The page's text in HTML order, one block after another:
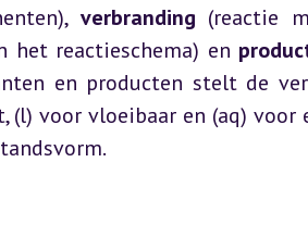
verbranding
het reactieschema) en
en producten stelt de
(l) voor vloeibaar en (aq) voor